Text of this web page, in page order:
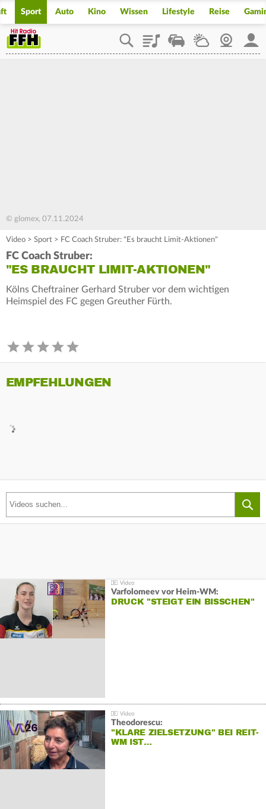
Sport Auto Kino Wissen Lifestyle Reise
PlaylistStaupilotWetterWebcam
© glomex, 07.11.2024
Video > Sport > FC Coach Struber: "Es braucht Limit-Aktionen"
FC Coach Struber:
"ES BRAUCHT LIMIT-AKTIONEN"
Kölns Cheftrainer Gerhard Struber vor dem wichtigen
Heimspiel des FC gegen Greuther Fürth.
EMPFEHLUNGEN
Varfolomeev vor Heim-WM:
DRUCK "STEIGT EIN BISSCHEN"
Theodorescu:
"KLARE ZIELSETZUNG" BEI REIT-
WM IST…